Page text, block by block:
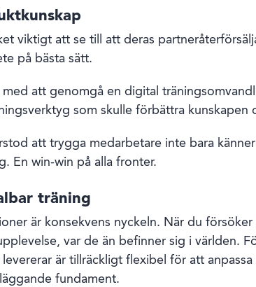
viktigt att se till att deras
på bästa sätt.
med att genomgå en digital
som skulle förbättra kunskapen
att trygga medarbetare inte bara
En win-win på alla fronter.
träning
är konsekvens nyckeln. När du
var de än befinner sig i världen.
är tillräckligt flexibel för att
fundament.